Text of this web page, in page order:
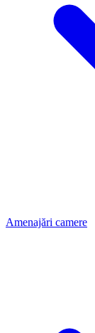
Amenajări camere